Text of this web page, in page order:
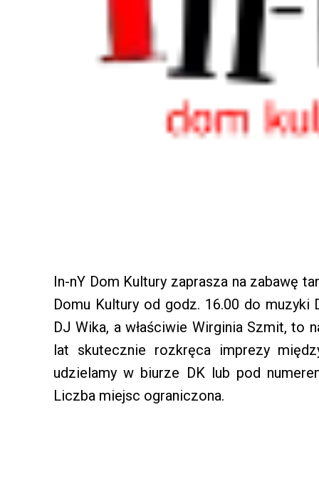
In-nY Dom Kultury zaprasza na zabawę
Domu Kultury od godz. 16.00 do
DJ Wika, a właściwie Wirginia Szmit, to
lat skutecznie rozkręca imprezy
udzielamy w biurze DK lub pod
Liczba miejsc ograniczona.